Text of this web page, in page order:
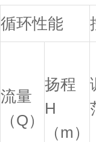
循环性能
流量
（Q）
扬程
H
（m）